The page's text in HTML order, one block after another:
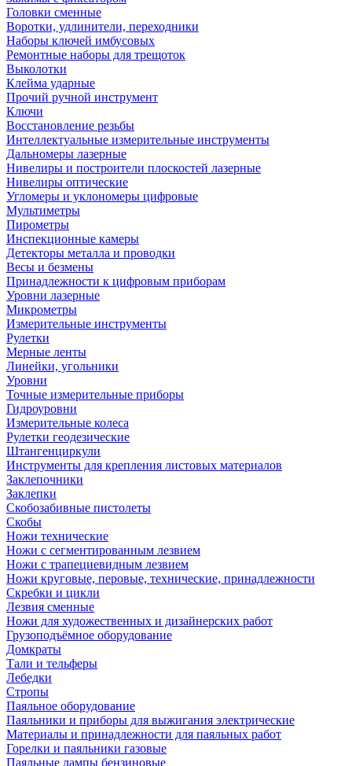
Головки сменные
Воротки, удлинители, переходники
Наборы ключей имбусовых
Ремонтные наборы для трещоток
Выколотки
Клейма ударные
Прочий ручной инструмент
Ключи
Восстановление резьбы
Интеллектуальные измерительные инструменты
Дальномеры лазерные
Нивелиры и построители плоскостей лазерные
Нивелиры оптические
Угломеры и уклономеры цифровые
Мультиметры
Пирометры
Инспекционные камеры
Детекторы металла и проводки
Весы и безмены
Принадлежности к цифровым приборам
Уровни лазерные
Микрометры
Измерительные инструменты
Рулетки
Мерные ленты
Линейки, угольники
Уровни
Точные измерительные приборы
Гидроуровни
Измерительные колеса
Рулетки геодезические
Штангенциркули
Инструменты для крепления листовых материалов
Заклепочники
Заклепки
Скобозабивные пистолеты
Скобы
Ножи технические
Ножи с сегментированным лезвием
Ножи с трапециевидным лезвием
Ножи круговые, перовые, технические, принадлежности
Скребки и цикли
Лезвия сменные
Ножи для художественных и дизайнерских работ
Грузоподъёмное оборудование
Домкраты
Тали и тельферы
Лебедки
Стропы
Паяльное оборудование
Паяльники и приборы для выжигания электрические
Материалы и принадлежности для паяльных работ
Горелки и паяльники газовые
Паяльные лампы бензиновые